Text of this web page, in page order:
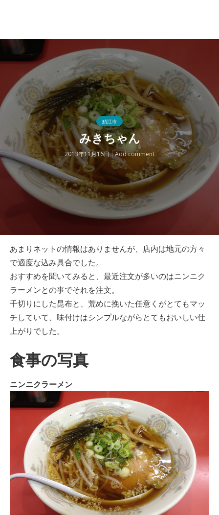
鯖江市
みきちゃん
2013年11月16日 Add comment
あまりネットの情報はありませんが、店内は地元の方々
で適度な込み具合でした。
おすすめを聞いてみると、最近注文が多いのはニンニク
ラーメンとの事でそれを注文。
千切りにした昆布と、荒めに挽いた任意くがとてもマッ
チしていて、味付けはシンプルながらとてもおいしい仕
上がりでした。
食事の写真
ニンニクラーメン